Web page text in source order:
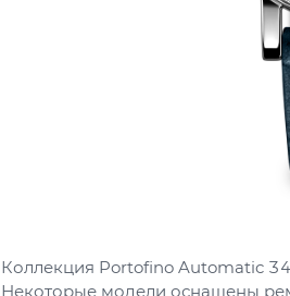
Коллекция Portofino Automatic
Некоторые модели оснащены